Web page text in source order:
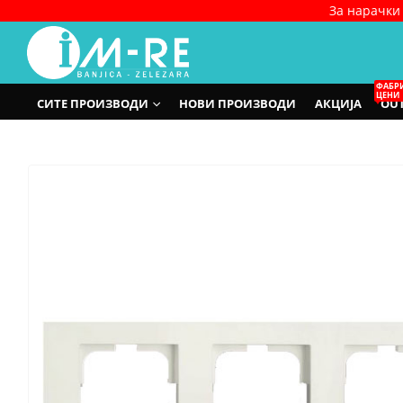
За
СИТЕ ПРОИЗВОДИ НОВИ ПРОИЗВОДИ АКЦИЈА
ЦЕНИ